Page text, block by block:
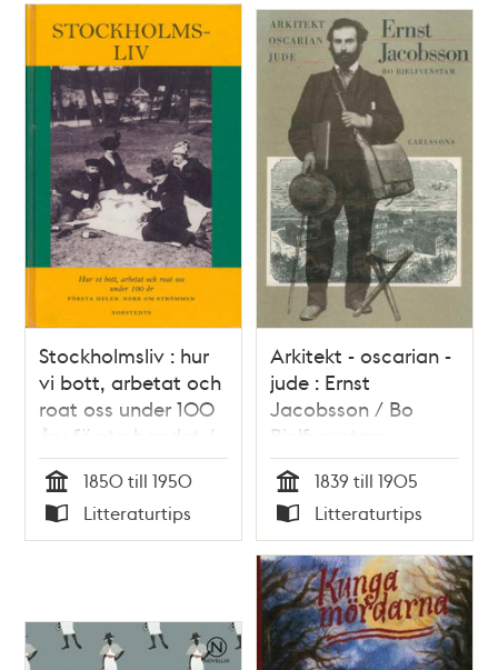
Stockholmsliv : hur
vi bott, arbetat och
roat oss under 100
år : första bandet /
Staffan Tjerneld
Tid
1850 till 1950
Typ
Litteraturtips
Arkitekt - oscarian -
jude : Ernst
Jacobsson / Bo
Bjelfvenstam
Tid
1839 till 1905
Typ
Litteraturtips